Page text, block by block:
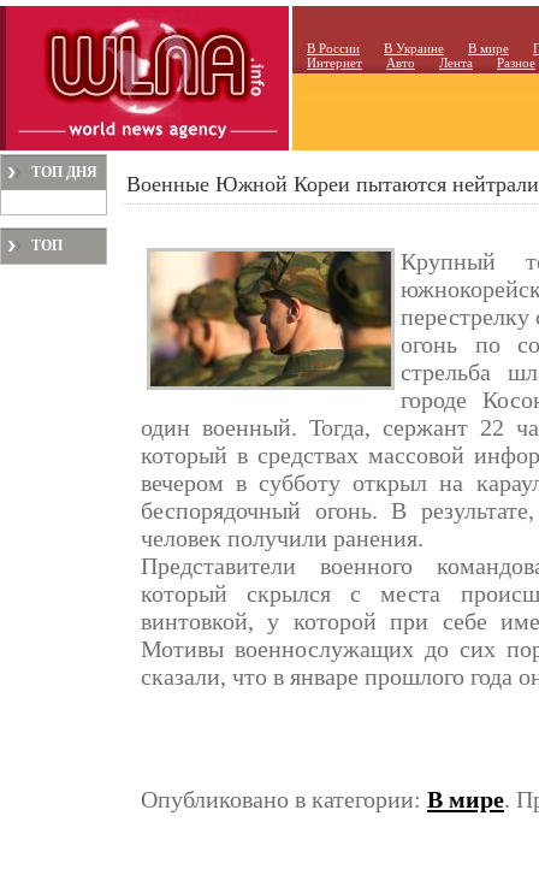
В России В Украине В мире
Интернет
Авто Лента Разное
ТОП ДНЯ
ТОП
Военные Южной Кореи пытаются
Крупный
огонь по
стрельба
городе
один военный. Тогда, сержант 22
который в средствах массовой
вечером в субботу открыл на
беспорядочный огонь. В
человек получили ранения.
Представители военного
который скрылся с места
винтовкой, у которой при себе
Мотивы военнослужащих до сих
сказали, что в январе прошлого года
Опубликовано в категории: В мире.